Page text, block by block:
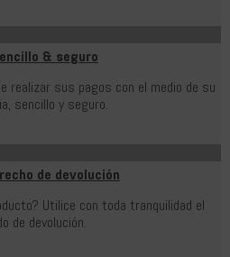
& seguro
realizar sus pagos con el medio de su
sencillo y seguro.
de devolución
Utilice con toda tranquilidad el
de devolución.